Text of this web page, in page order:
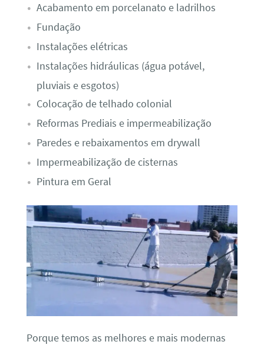
Acabamento em porcelanato e ladrilhos
Fundação
Instalações elétricas
Instalações hidráulicas (água potável,
pluviais e esgotos)
Colocação de telhado colonial
Reformas Prediais e impermeabilização
Paredes e rebaixamentos em drywall
Impermeabilização de cisternas
Pintura em Geral
Porque temos as melhores e mais modernas